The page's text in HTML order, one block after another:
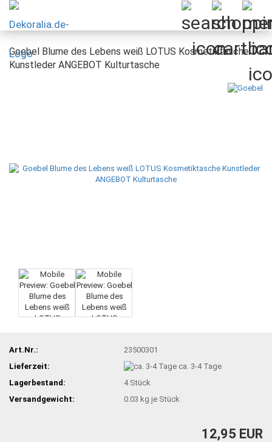
Goebel Blume des Lebens weiß LOTUS Kosmetiktasche
Kunstleder ANGEBOT Kulturtasche
Art.Nr.:
23500301
Lieferzeit:
ca. 3-4 Tage
Lagerbestand:
4 Stück
Versandgewicht:
0.03 kg je Stück
12,95 EUR